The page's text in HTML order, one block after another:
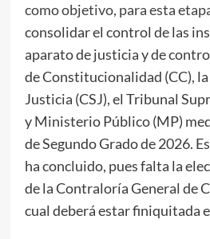
como objetivo, para esta
consolidar el control de las
aparato de justicia y de
de Constitucionalidad (CC),
Justicia (CSJ), el Tribunal
y Ministerio Público (MP)
de Segundo Grado de 2026.
ha concluido, pues falta la
de la Contraloría General de
cual deberá estar finiquitada